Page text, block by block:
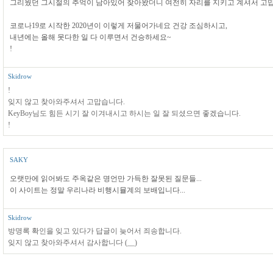
그리웠던 그시절의 추억이 남아있어 찾아왔더니 여전히 자리를 지키고 계셔서 고
코로나19로 시작한 2020년이 이렇게 저물어가네요 건강 조심하시고,
내년에는 올해 못다한 일 다 이루면서 건승하세요~
!
Skidrow
!
잊지 않고 찾아와주셔서 고맙습니다.
KeyBoy님도 힘든 시기 잘 이겨내시고 하시는 일 잘 되셨으면 좋겠습니다.
!
SAKY
오랫만에 읽어봐도 주옥같은 명언만 가득한 잘못된 질문들...
이 사이트는 정말 우리나라 비행시뮬계의 보배입니다...
Skidrow
방명록 확인을 잊고 있다가 답글이 늦어서 죄송합니다.
잊지 않고 찾아와주셔서 감사합니다 (__)